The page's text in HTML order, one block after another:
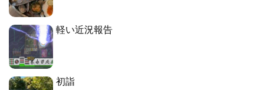
軽い近況報告
初詣